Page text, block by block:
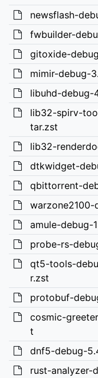
newsflash-
fwbuilder-
gitoxide-
mimir-debug-
libuhd-debug-
lib32-spirv-
tar.zst
lib32-
dtkwidget-
qbittorrent-
warzone2100-
amule-debug-
probe-rs-
qt5-tools-
r.zst
protobuf-
cosmic-
t
dnf5-debug-
rust-analyzer-